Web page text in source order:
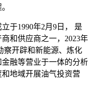
于1990年2月9日， 是
和供应商之一，2023年
察开辟和新能源、炼化
融等营业于一体的分析
地域开展油气投资营